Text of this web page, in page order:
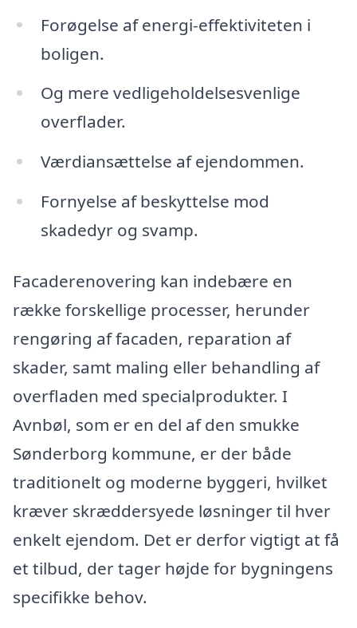
Forøgelse af energi-effektiviteten i
boligen.
Og mere vedligeholdelsesvenlige
overflader.
Værdiansættelse af ejendommen.
Fornyelse af beskyttelse mod
skadedyr og svamp.
Facaderenovering kan indebære en
række forskellige processer, herunder
rengøring af facaden, reparation af
skader, samt maling eller behandling af
overfladen med specialprodukter. I
Avnbøl, som er en del af den smukke
Sønderborg kommune, er der både
traditionelt og moderne byggeri, hvilket
kræver skræddersyede løsninger til hver
enkelt ejendom. Det er derfor vigtigt at få
et tilbud, der tager højde for bygningens
specifikke behov.